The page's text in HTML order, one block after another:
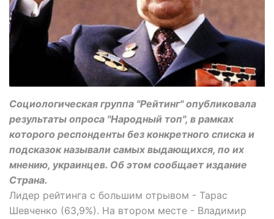
Социологическая группа "Рейтинг" опубликовала
результаты опроса "Народный топ", в рамках
которого респонденты без конкретного списка и
подсказок называли самых выдающихся, по их
мнению, украинцев. Об этом сообщает издание
Страна.
Лидер рейтинга с большим отрывом - Тарас
Шевченко (63,9%). На втором месте - Владимир